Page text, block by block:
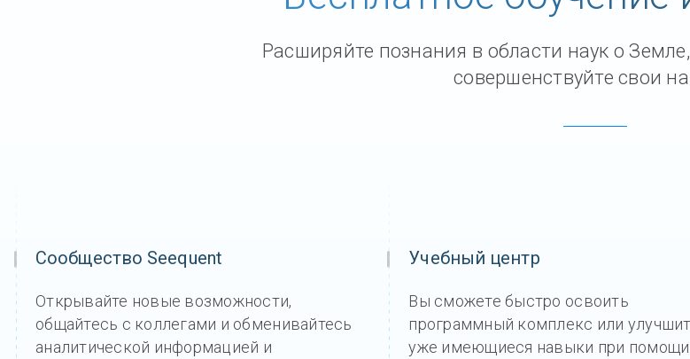
Расширяйте познания в области наук о
совершенствуйте свои
Сообщество Seequent
Открывайте новые возможности,
общайтесь с коллегами и обменивайтесь
аналитической информацией и
Учебный центр
Вы сможете быстро освоить
программный комплекс или
уже имеющиеся навыки при помощи